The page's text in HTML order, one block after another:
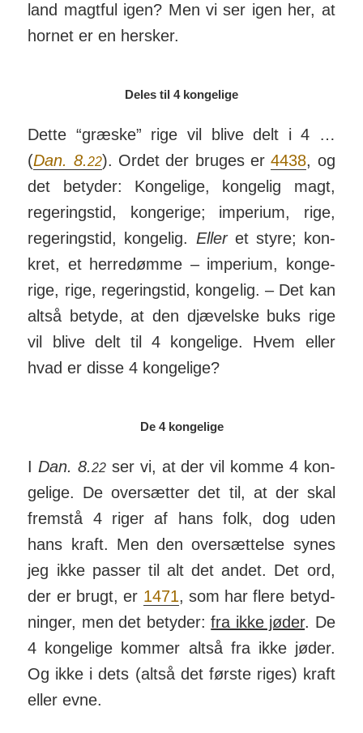
land magtful igen? Men vi ser igen her, at
hornet er en hersker.
Deles til 4 kongelige
Dette “græske” rige vil blive delt i 4 …
(Dan. 8.22). Ordet der bruges er4438, og
det betyder: Konge­lige, kong­e­lig magt,
reger­ings­tid, konge­rige; im­pe­rium, rige,
reger­ings­tid, kong­elig. Elleret styre; kon­
kret, et her­re­dømme – im­pe­rium, kon­ge­
rige, rige, reger­ings­tid, konge­lig. – Det kan
altså be­tyde, at den djævelske buks rige
vil blive delt til 4 konge­lige. Hvem eller
hvad er disse 4 konge­lige?
De 4 kongelige
I Dan. 8.22 ser vi, at der vil komme 4 kon­
ge­lige. De over­sætter det til, at der skal
frem­stå 4 riger af hans folk, dog uden
hans kraft. Men den over­sæt­telse synes
jeg ikke passer til alt det andet. Det ord,
der er brugt, er 1471, som har flere be­tyd­
ninger, men det be­tyder:fra ikke jøder. De
4 kon­ge­lige kommer altså fra ikke jøder.
Og ikke i dets (altså det første riges) kraft
eller evne.